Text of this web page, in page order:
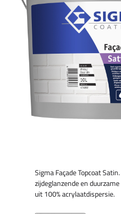
Sigma Façade Topcoat
zijdeglanzende en
uit 100% acrylaatdispersie.